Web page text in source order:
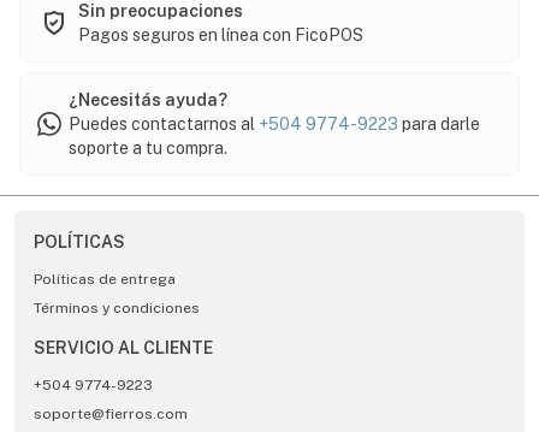
Sin preocupaciones
Pagos seguros en línea con FicoPOS
¿Necesitás ayuda?
Puedes contactarnos al +504 9774-9223 para darle
soporte a tu compra.
POLÍTICAS
Políticas de entrega
Términos y condiciones
SERVICIO AL CLIENTE
+504 9774-9223
soporte@fierros.com